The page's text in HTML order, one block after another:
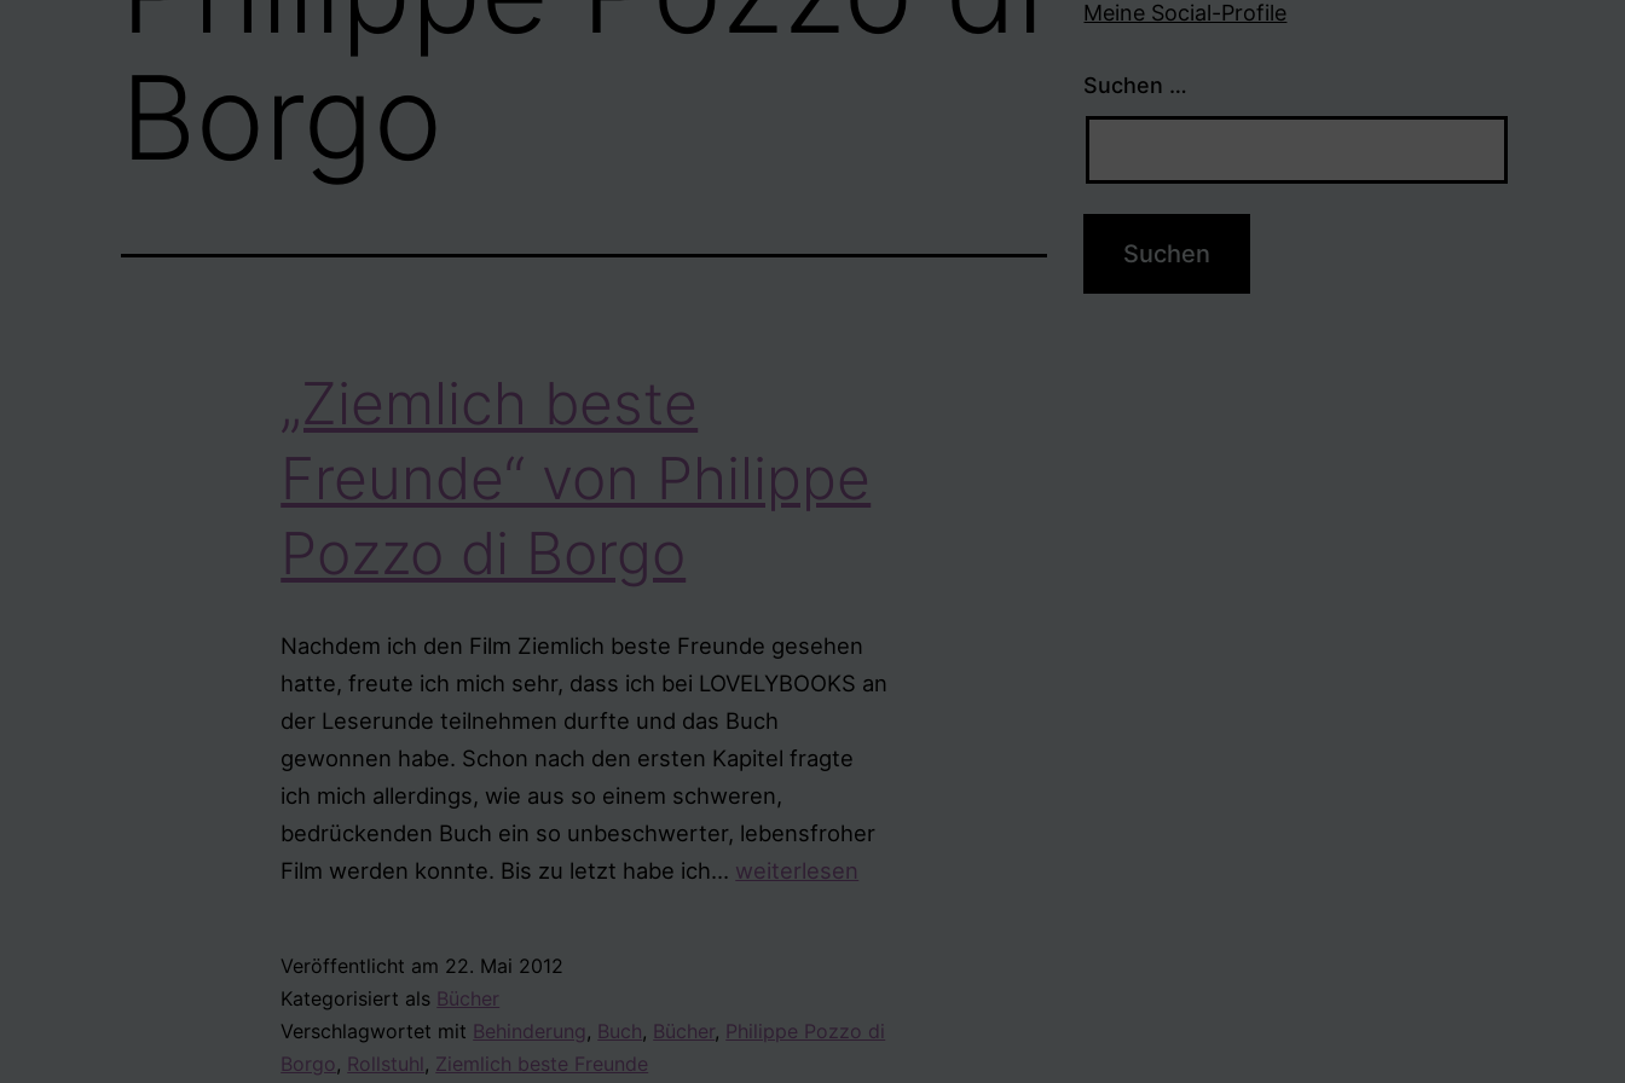
Borgo
„Ziemlich beste
Freunde“ von Philippe
Pozzo di Borgo
Nachdem ich den Film Ziemlich beste Freunde gesehen
hatte, freute ich mich sehr, dass ich bei LOVELYBOOKS an
der Leserunde teilnehmen durfte und das Buch
gewonnen habe. Schon nach den ersten Kapitel fragte
ich mich allerdings, wie aus so einem schweren,
bedrückenden Buch ein so unbeschwerter, lebensfroher
Film werden konnte. Bis zu letzt habe ich… „Ziemlich
Philippe
weiterlesen
Veröffentlicht am 22. Mai 2012
Kategorisiert als Bücher
Verschlagwortet mit Behinderung , Buch, Bücher, Philippe Pozzo di
Borgo, Rollstuhl , Ziemlich beste Freunde
Meine Social-Profile
Suchen …